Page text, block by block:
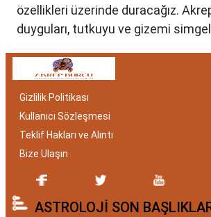
özellikleri üzerinde duracağız.
duyguları, tutkuyu ve gizemi
bakımından benzersizdir. Ayrıca,
belirlemede etkilidir.
Akrep Burcu
Gizemli ve Kararlı
Akrep burcu, astrolojide 23 Ekim ile
tarihleri arasında doğanları ifade
Gizlilik Politikası
Kullanıcı Sözleşmesi
Teklif Hakları ve Alıntı
Bize Ulaşın
ASTROLOJİ SON